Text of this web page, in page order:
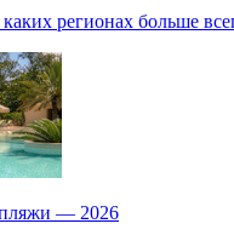
регионах больше
— 2026